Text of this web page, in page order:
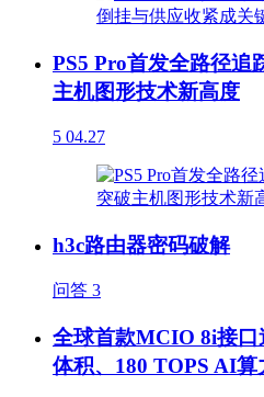
PS5 Pro首发全路径追
主机图形技术新高度
5 04.27
h3c路由器密码破解
问答 3
全球首款MCIO 8i接
体积、180 TOPS AI算